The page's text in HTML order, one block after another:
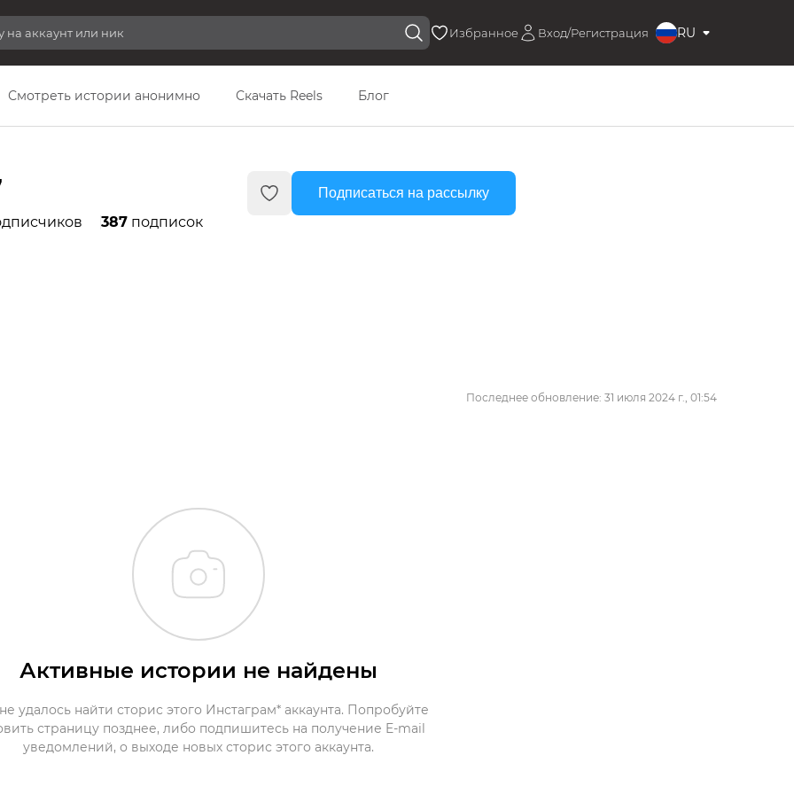
Избранное Вход/Регистрация RU
Смотреть истории анонимно Скачать Reels Блог
387 подписок
Подписаться на рассылку
Последнее обновление: 31 июля 2024 г., 01:54
Активные истории не найдены
удалось найти сторис этого Инстаграм* аккаунта. Попробуйте
страницу позднее, либо подпишитесь на получение E-mail
уведомлений, о выходе новых сторис этого аккаунта.